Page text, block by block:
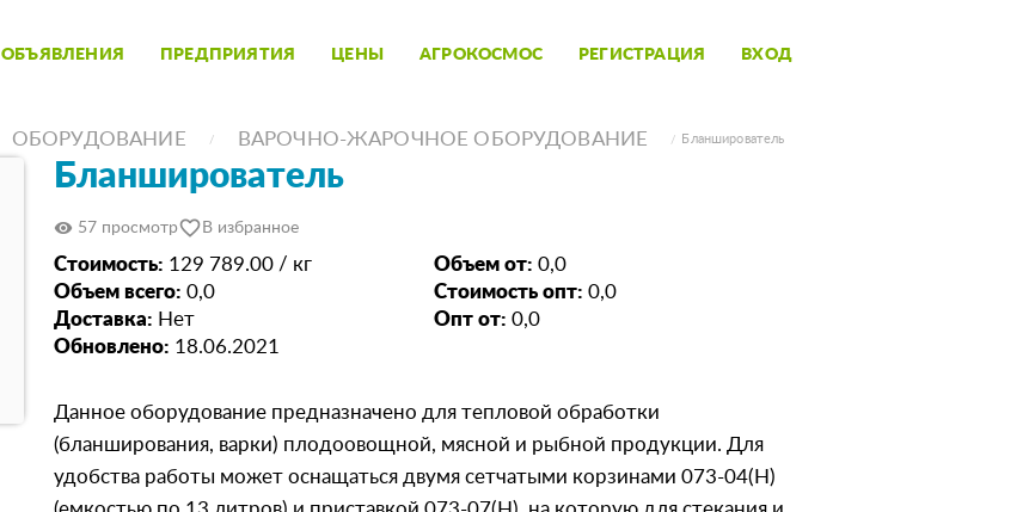
ОБЪЯВЛЕНИЯ ПРЕДПРИЯТИЯ ЦЕНЫ АГРОКОСМОС РЕГИСТРАЦИЯ ВХОД
ОБОРУДОВАНИЕ ВАРОЧНО-ЖАРОЧНОЕ ОБОРУДОВАНИЕ Бланширователь
Бланширователь
visibility 57 просмотрfavorite_border В избранное
Стоимость: 129 789.00 / кг Объем от: 0,0
Объем всего: 0,0 Стоимость опт: 0,0
Доставка: Нет Опт от: 0,0
Обновлено: 18.06.2021
Данное оборудование предназначено для тепловой обработки
(бланширования, варки) плодоовощной, мясной и рыбной продукции. Для
удобства работы может оснащаться двумя сетчатыми корзинами 073-04(Н)